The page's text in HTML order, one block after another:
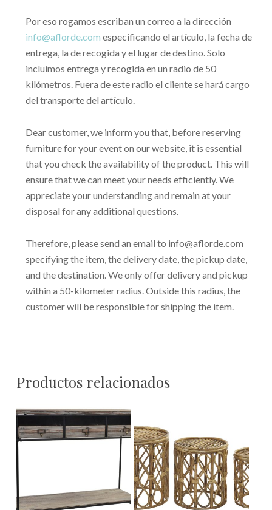
Por eso rogamos escriban un correo a la dirección
info@aflorde.com especificando el artículo, la fecha de
entrega, la de recogida y el lugar de destino. Solo
incluimos entrega y recogida en un radio de 50
kilómetros. Fuera de este radio el cliente se hará cargo
del transporte del artículo.
Dear customer, we inform you that, before reserving
furniture for your event on our website, it is essential
that you check the availability of the product. This will
ensure that we can meet your needs efficiently. We
appreciate your understanding and remain at your
disposal for any additional questions.
Therefore, please send an email to info@aflorde.com
specifying the item, the delivery date, the pickup date,
and the destination. We only offer delivery and pickup
within a 50-kilometer radius. Outside this radius, the
customer will be responsible for shipping the item.
Productos relacionados